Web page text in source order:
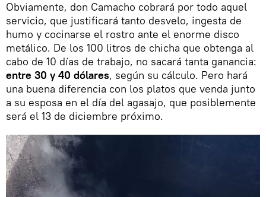
Obviamente, don Camacho cobrará por todo aquel
servicio, que justificará tanto desvelo, ingesta de
humo y cocinarse el rostro ante el enorme disco
metálico. De los 100 litros de chicha que obtenga al
cabo de 10 días de trabajo, no sacará tanta ganancia:
entre 30 y 40 dólares, según su cálculo. Pero hará
una buena diferencia con los platos que venda junto
a su esposa en el día del agasajo, que posiblemente
será el 13 de diciembre próximo.